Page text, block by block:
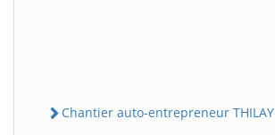
Chantier auto-entrepreneur THILAY